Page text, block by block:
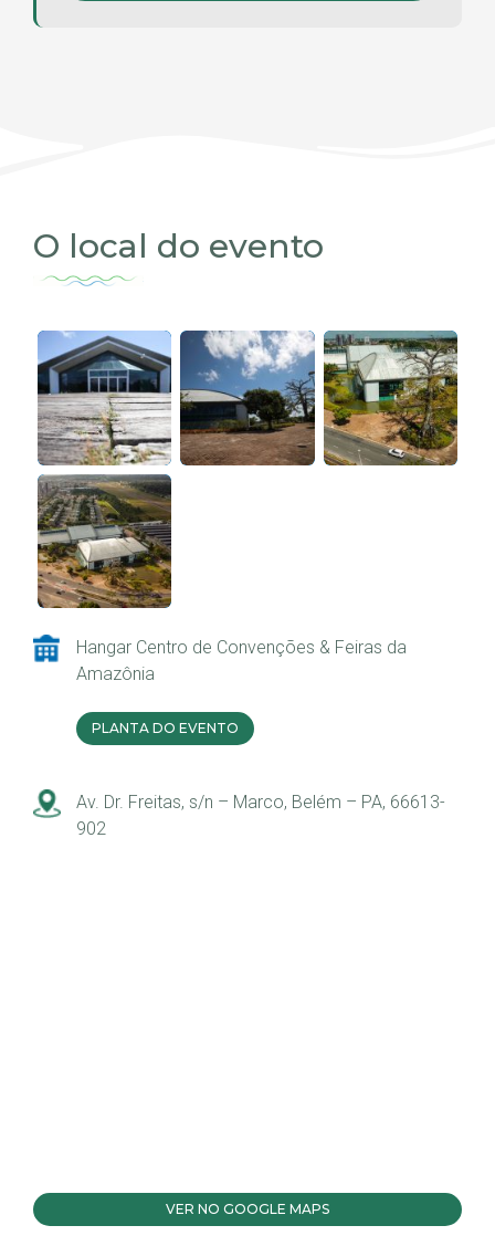
O local do evento
Hangar Centro de Convenções & Feiras da
Amazônia
PLANTA DO EVENTO
Av. Dr. Freitas, s/n – Marco, Belém – PA, 66613-
902
VER NO GOOGLE MAPS